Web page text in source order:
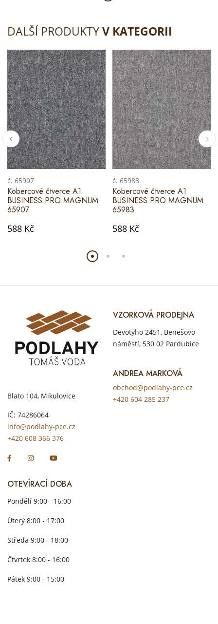
DALŠÍ PRODUKTYV KATEGORII
č. 65907
Kobercové čtverce A1
BUSINESS PRO MAGNUM
65907
588 Kč
č. 65983
Kobercové čtverce A1
BUSINESS PRO MAGNUM
65983
588 Kč
Blato 104, Mikulovice
IČ: 74286064
info@podlahy-pce.cz
+420 608 366 376
VZORKOVÁ PRODEJNA
Devotyho 2451, Benešovo
náměstí, 530 02 Pardubice
ANDREA MARKOVÁ
obchod@podlahy-pce.cz
+420 604 285 237
OTEVÍRACÍ DOBA
Pondělí 9:00 - 16:00
Úterý 8:00 - 17:00
Středa 9:00 - 18:00
Čtvrtek 8:00 - 16:00
Pátek 9:00 - 15:00